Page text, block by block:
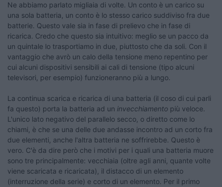
Ne abbiamo parlato migliaia di volte. Un conto è un carico su
una sola batteria, un conto è lo stesso carico suddiviso fra due
batterie. Questo vale sia in fase di prelievo che in fase di
ricarica. Credo che questo sia intuitivo: meglio se un pacco da
un quintale lo trasportiamo in due, piuttosto che da soli. Con il
vantaggio che avrò un calo della tensione meno repentino per
cui alcuni dispositivi sensibili ai cali di tensione (tipo alcuni
televisori, per esempio) funzioneranno più a lungo.
La continua scarica e ricarica di una batteria (il coso di cui parli
fa questo) porta la batteria ad un invecchiamento più veloce.
L'unico lato negativo del parallelo secco, o diretto come lo
chiami, è che se una delle due andasse incontro ad un corto fra
due elementi, anche l'altra batteria ne soffrirebbe. Questo è
vero. C'è da dire però che i motivi per i quali una batteria muore
sono tre principalmente: vecchiaia (oltre agli anni, quante volte
viene scaricata e ricaricata), il distacco di un elemento
(interruzione della serie) e corto di un elemento. Per il primo